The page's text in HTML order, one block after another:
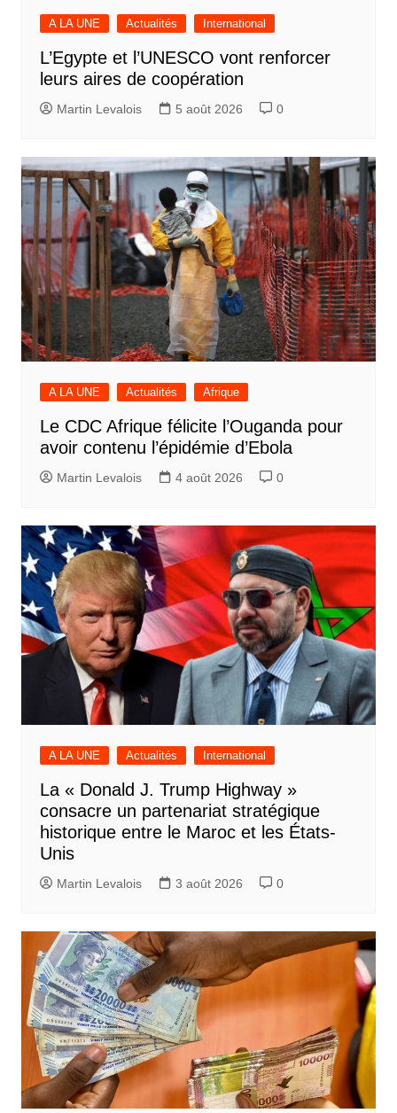
A LA UNE Actualités International
L’Egypte et l’UNESCO vont renforcer
leurs aires de coopération
Martin Levalois 5 août 2026 0
A LA UNE Actualités Afrique
Le CDC Afrique félicite l’Ouganda pour
avoir contenu l’épidémie d’Ebola
Martin Levalois 4 août 2026 0
A LA UNE Actualités International
La « Donald J. Trump Highway »
consacre un partenariat stratégique
historique entre le Maroc et les États-
Unis
Martin Levalois 3 août 2026 0